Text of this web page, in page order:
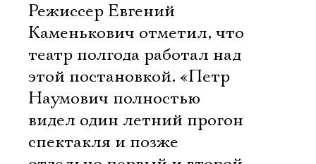
Режиссер Евгений
Каменькович отметил, что
театр полгода работал над
этой постановкой. «Петр
Наумович полностью
видел один летний прогон
спектакля и позже